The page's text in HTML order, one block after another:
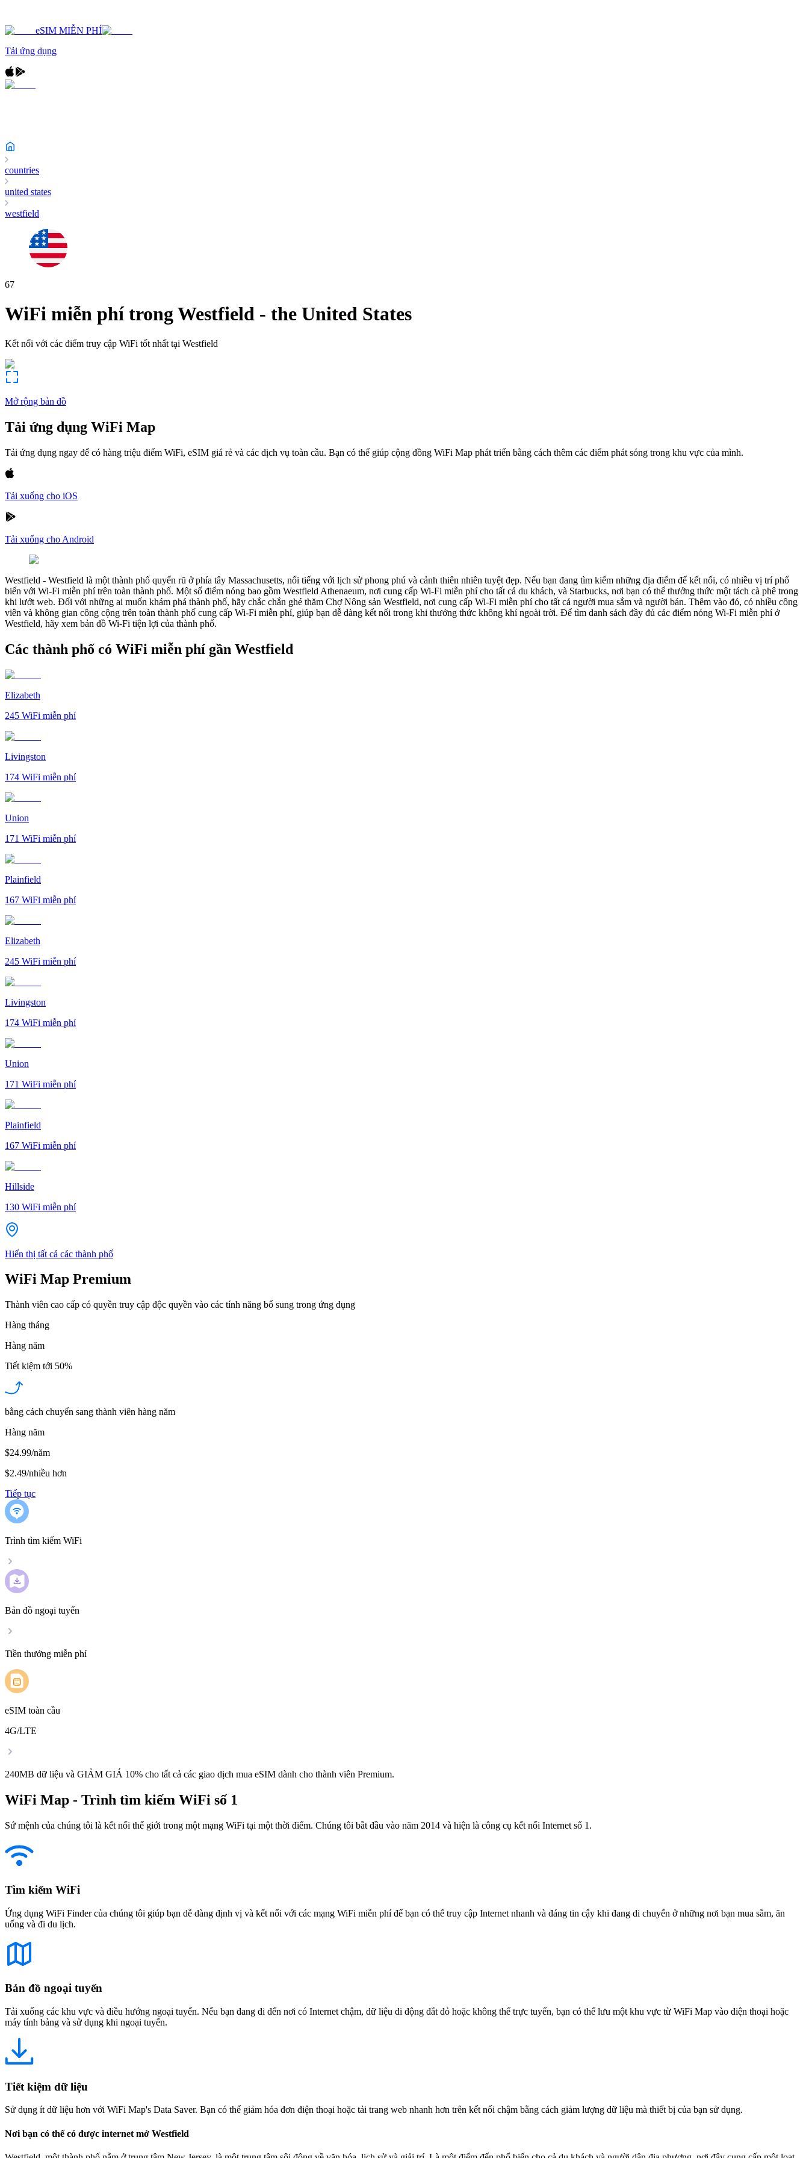
eSIM MIỄN PHÍ
Tải ứng dụng
countries
united states
westfield
67
WiFi miễn phí trongWestfield - the United States
Kết nối với các điểm truy cập WiFi tốt nhất tại Westfield
Mở rộng bản đồ
Tải ứng dụng WiFi Map
Tải ứng dụng ngay để có hàng triệu điểm WiFi, eSIM giá rẻ và các dịch vụ toàn cầu. Bạn có thể giúp cộng đồng WiFi Map phát triển bằng cách thêm các điểm phát sóng trong khu vực của mình.
Tải xuống cho iOS
Tải xuống cho Android
Westfield - Westfield là một thành phố quyến rũ ở phía tây Massachusetts, nổi tiếng với lịch sử phong phú và cảnh thiên nhiên tuyệt đẹp. Nếu bạn đang tìm kiếm những địa điểm để kết nối, có nhiều vị trí phổ
biến với Wi-Fi miễn phí trên toàn thành phố. Một số điểm nóng bao gồm Westfield Athenaeum, nơi cung cấp Wi-Fi miễn phí cho tất cả du khách, và Starbucks, nơi bạn có thể thưởng thức một tách cà phê trong
khi lướt web. Đối với những ai muốn khám phá thành phố, hãy chắc chắn ghé thăm Chợ Nông sản Westfield, nơi cung cấp Wi-Fi miễn phí cho tất cả người mua sắm và người bán. Thêm vào đó, có nhiều công
viên và không gian công cộng trên toàn thành phố cung cấp Wi-Fi miễn phí, giúp bạn dễ dàng kết nối trong khi thưởng thức không khí ngoài trời. Để tìm danh sách đầy đủ các điểm nóng Wi-Fi miễn phí ở
Westfield, hãy xem bản đồ Wi-Fi tiện lợi của thành phố.
Các thành phố có WiFi miễn phí gần Westfield
Elizabeth
245 WiFi miễn phí
Livingston
174 WiFi miễn phí
Union
171 WiFi miễn phí
Plainfield
167 WiFi miễn phí
Elizabeth
245 WiFi miễn phí
Livingston
174 WiFi miễn phí
Union
171 WiFi miễn phí
Plainfield
167 WiFi miễn phí
Hillside
130 WiFi miễn phí
Hiển thị tất cả các thành phố
WiFi Map Premium
Thành viên cao cấp có quyền truy cập độc quyền vào các tính năng bổ sung trong ứng dụng
Hàng tháng
Hàng năm
Tiết kiệm tới 50%
bằng cách chuyển sang thành viên hàng năm
Hàng năm
$24.99/năm
$2.49/nhiều hơn
Tiếp tục
Trình tìm kiếm WiFi
Bản đồ ngoại tuyến
Tiền thưởng miễn phí
eSIM toàn cầu
4G/LTE
240MB dữ liệu và GIẢM GIÁ 10% cho tất cả các giao dịch mua eSIM dành cho thành viên Premium.
WiFi Map - Trình tìm kiếm WiFi số 1
Sứ mệnh của chúng tôi là kết nối thế giới trong một mạng WiFi tại một thời điểm. Chúng tôi bắt đầu vào năm 2014 và hiện là công cụ kết nối Internet số 1.
Tìm kiếm WiFi
Ứng dụng WiFi Finder của chúng tôi giúp bạn dễ dàng định vị và kết nối với các mạng WiFi miễn phí để bạn có thể truy cập Internet nhanh và đáng tin cậy khi đang di chuyển ở những nơi bạn mua sắm, ăn
uống và đi du lịch.
Bản đồ ngoại tuyến
Tải xuống các khu vực và điều hướng ngoại tuyến. Nếu bạn đang đi đến nơi có Internet chậm, dữ liệu di động đắt đỏ hoặc không thể trực tuyến, bạn có thể lưu một khu vực từ WiFi Map vào điện thoại hoặc
máy tính bảng và sử dụng khi ngoại tuyến.
Tiết kiệm dữ liệu
Sử dụng ít dữ liệu hơn với WiFi Map's Data Saver. Bạn có thể giảm hóa đơn điện thoại hoặc tải trang web nhanh hơn trên kết nối chậm bằng cách giảm lượng dữ liệu mà thiết bị của bạn sử dụng.
Nơi bạn có thể có được internet mở Westfield